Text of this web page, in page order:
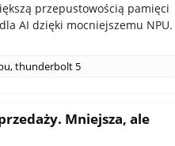
przepustowością pamięci
AI dzięki mocniejszemu NPU.
,thunderbolt 5
Mniejsza, ale